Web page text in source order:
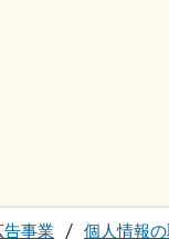
事業 個人情報